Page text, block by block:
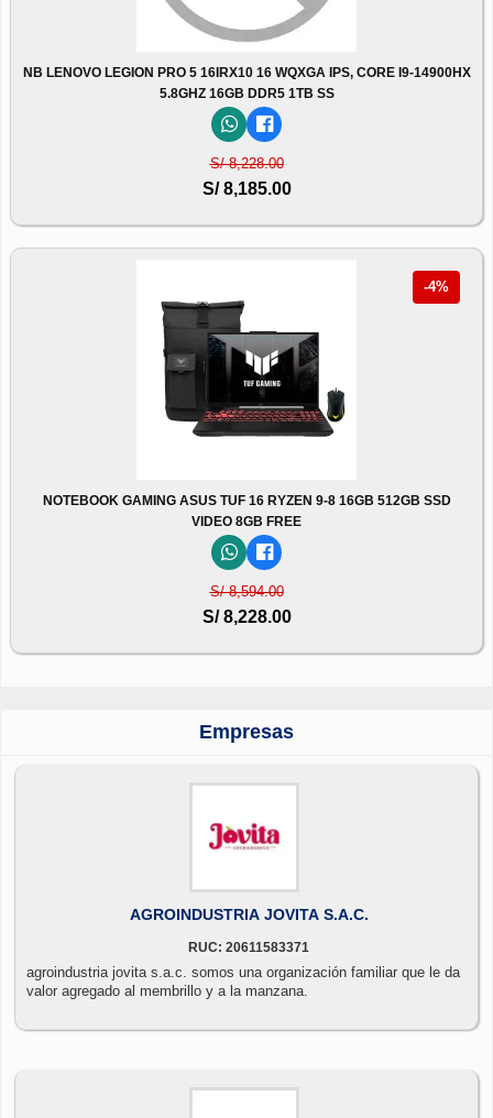
NB LENOVO LEGION PRO 5 16IRX10 16 WQXGA IPS, CORE I9-14900HX
5.8GHZ 16GB DDR5 1TB SS
S/ 8,228.00
S/ 8,185.00
-4%
NOTEBOOK GAMING ASUS TUF 16 RYZEN 9-8 16GB 512GB SSD
VIDEO 8GB FREE
S/ 8,594.00
S/ 8,228.00
Empresas
AGROINDUSTRIA JOVITA S.A.C.
RUC: 20611583371
agroindustria jovita s.a.c. somos una organización familiar que le da
valor agregado al membrillo y a la manzana.